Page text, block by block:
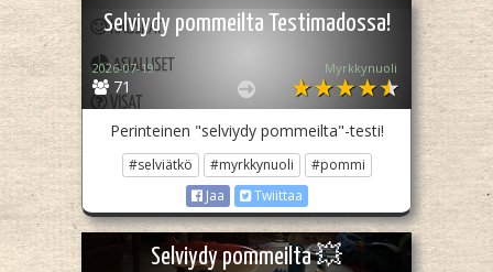
Selviydy pommeilta Testimadossa!
71
2026-07-19 Myrkkynuoli
Perinteinen "selviydy pommeilta"-testi!
#selviätkö #myrkkynuoli
#pommi
Jaa
Twiittaa
Selviydy pommeilta 💥